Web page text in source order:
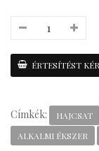
Címkék: HAJCSAT
ALKALMI ÉKSZER